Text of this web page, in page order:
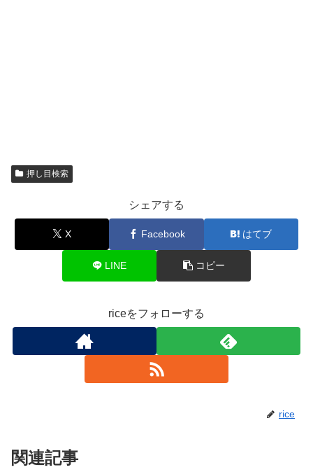
押し目検索
シェアする
X Facebook はてブ
LINE コピー
riceをフォローする
rice
関連記事